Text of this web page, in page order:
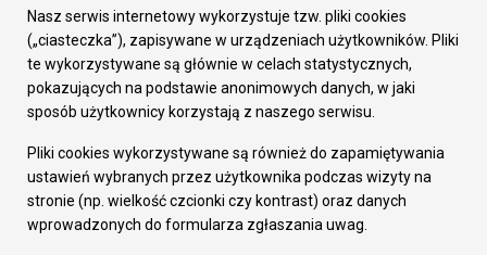
Załatw sprawę
Prezydent Miasta
Rada Miasta
Wydziały
Elektroniczna Skrzynka Podawcza
Gospodarka
Fundusze europejskie
Środki krajowe
Oferty inwestycyjne
Nasz serwis internetowy wykorzystuje tzw. pliki cookies
(„ciasteczka”), zapisywane w urządzeniach użytkowników. Pliki
te wykorzystywane są głównie w celach statystycznych,
pokazujących na podstawie anonimowych danych, w jaki
sposób użytkownicy korzystają z naszego serwisu.
Pliki cookies wykorzystywane są również do zapamiętywania
ustawień wybranych przez użytkownika podczas wizyty na
stronie (np. wielkość czcionki czy kontrast) oraz danych
wprowadzonych do formularza zgłaszania uwag.